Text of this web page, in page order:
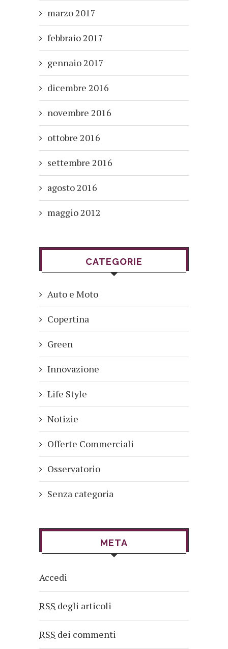
marzo 2017
febbraio 2017
gennaio 2017
dicembre 2016
novembre 2016
ottobre 2016
settembre 2016
agosto 2016
maggio 2012
CATEGORIE
Auto e Moto
Copertina
Green
Innovazione
Life Style
Notizie
Offerte Commerciali
Osservatorio
Senza categoria
META
Accedi
RSS degli articoli
RSS dei commenti